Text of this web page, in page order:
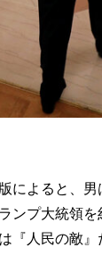
によると、男
ンプ大統領
『人民の敵